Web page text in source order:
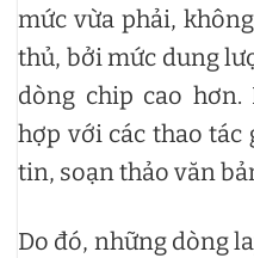
mức vừa phải,
thủ, bởi mức dung
dòng chip cao
hợp với các thao
tin, soạn thảo văn
Do đó, những dòng